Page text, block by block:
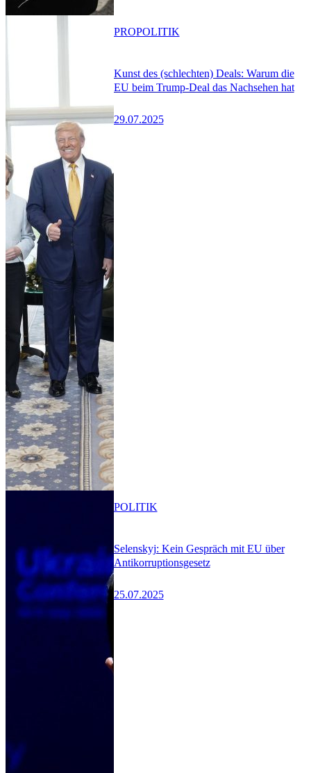
Kunst des (schlechten) Deals: Warum die
EU beim Trump-Deal das Nachsehen hat
29.07.2025
PROPOLITIK
Selenskyj: Kein Gespräch mit EU über
Antikorruptionsgesetz
25.07.2025
POLITIK